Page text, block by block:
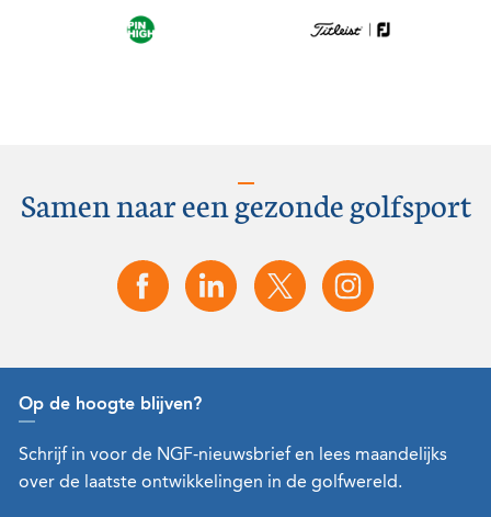
Samen naar een gezonde golfsport
Op de hoogte blijven?
Schrijf in voor de NGF-nieuwsbrief en lees maandelijks
over de laatste ontwikkelingen in de golfwereld.